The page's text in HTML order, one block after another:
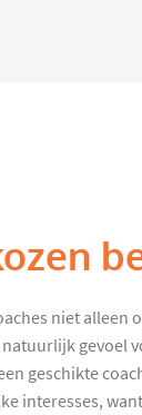
niet alleen
gevoel
geschikte
interesses,